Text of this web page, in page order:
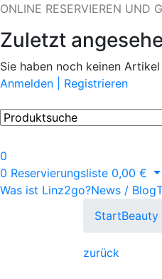
ONLINE RESERVIEREN UND
Zuletzt
Sie haben noch keinen Artikel
Anmelden | Registrieren
0
0 Reservierungsliste 0,00 €
Was ist Linz2go?News / Blog
Start
zurück